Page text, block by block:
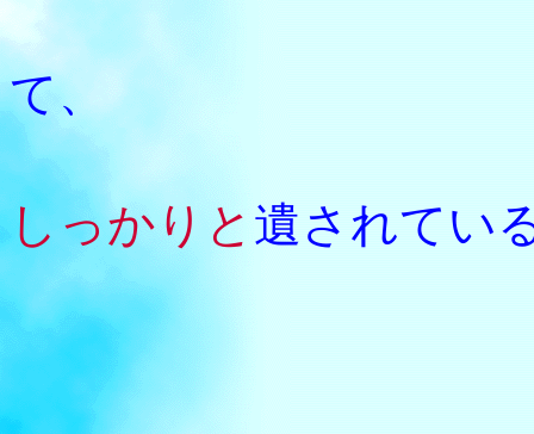
時代も
て、
私たち
しっかりと 遺されてい